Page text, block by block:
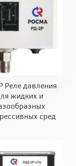
Реле давления
жидких и
сред